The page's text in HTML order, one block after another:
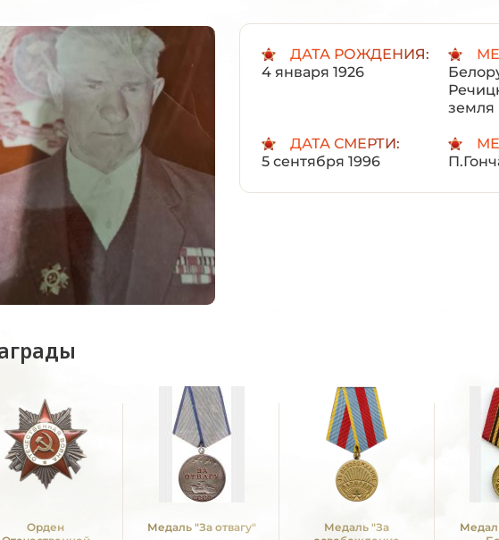
ДАТА РОЖДЕНИЯ:
4 января 1926
земля
ДАТА СМЕРТИ:
5 сентября 1996
Орден
Медаль "За отвагу"
Медаль "За